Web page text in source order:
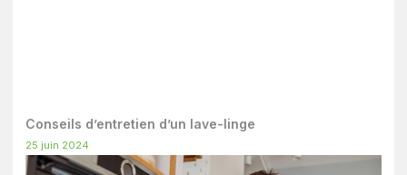
Conseils d’entretien d’un lave-linge
25 juin 2024